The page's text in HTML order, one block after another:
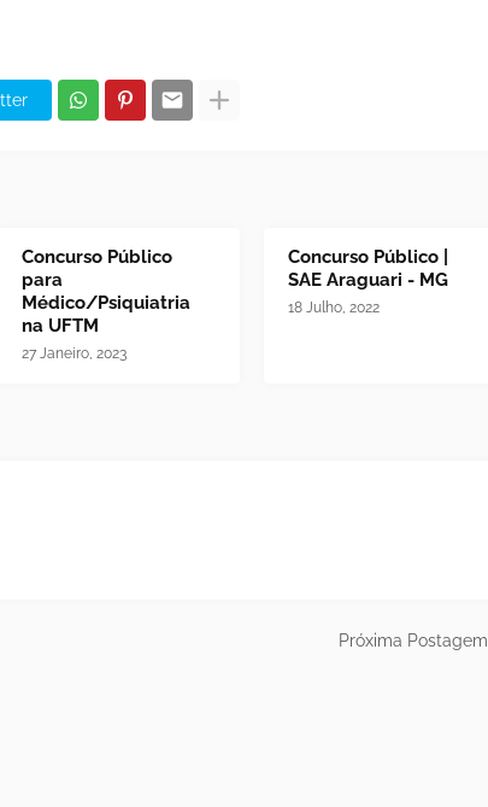
Concurso Público
para
Médico/Psiquiatria
na UFTM
27 Janeiro, 2023
Concurso Público |
SAE Araguari - MG
18 Julho, 2022
Próxima Postagem